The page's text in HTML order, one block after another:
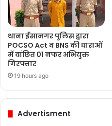
थाना ईसानगर पुलिस द्वारा
POCSO Act व BNS की धाराओं
में वांछित 01 नफर अभियुक्त
गिरफ्तार
19 hours ago
Advertisment